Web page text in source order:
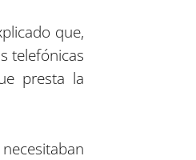
que,
telefónicas
presta la